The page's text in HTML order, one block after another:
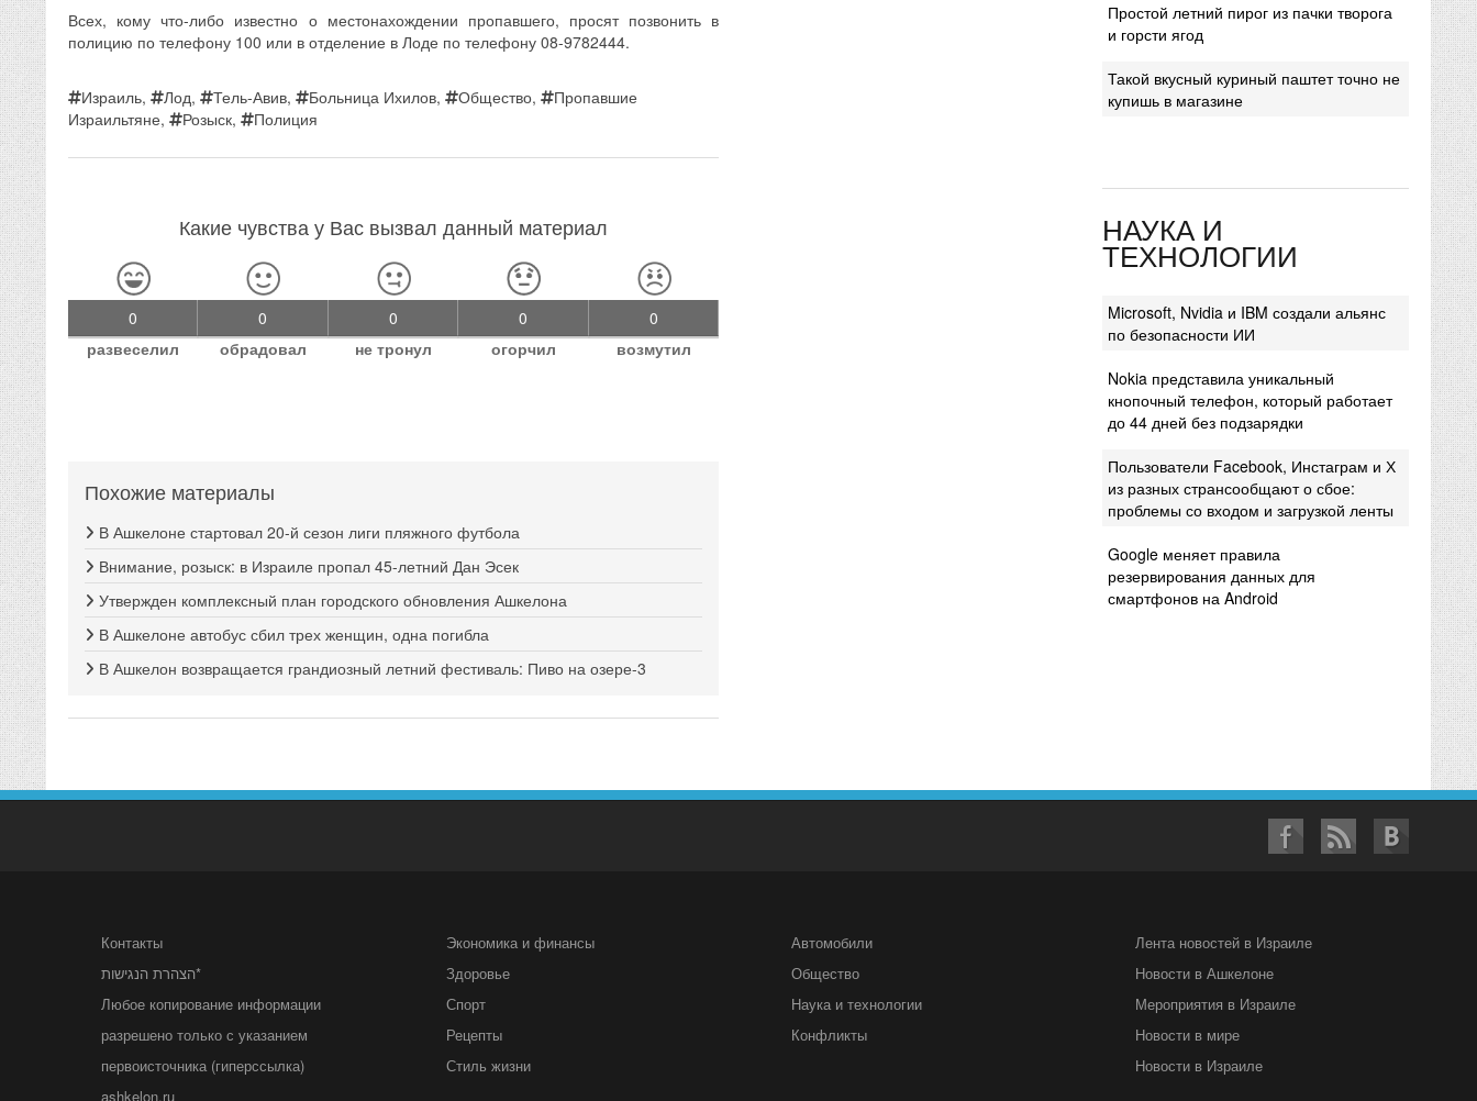
Всех, кому что-либо известно о местонахождении пропавшего, просят позвонить в
полицию по телефону 100 или в отделение в Лоде по телефону 08-9782444.
Израиль, Лод, Тель-Авив, Больница Ихилов, Общество,
Пропавшие
Израильтяне, Розыск, Полиция
Какие чувства у Вас вызвал данный материал
0
развеселил
0
обрадовал
0
не тронул
0
огорчил
0
возмутил
Похожие материалы
В Ашкелоне стартовал 20-й сезон лиги пляжного футбола
Внимание, розыск: в Израиле пропал 45-летний Дан Эсек
Утвержден комплексный план городского обновления Ашкелона
В Ашкелоне автобус сбил трех женщин, одна погибла
В Ашкелон возвращается грандиозный летний фестиваль: Пиво на озере-3
Простой летний пирог из пачки творога
и горсти ягод
Такой вкусный куриный паштет точно не
купишь в магазине
НАУКА И
ТЕХНОЛОГИИ
Microsoft, Nvidia и IBM создали альянс
по безопасности ИИ
Nokia представила уникальный
кнопочный телефон, который работает
до 44 дней без подзарядки
Пользователи Facebook, Инстаграм и Х
из разных странсообщают о сбое:
проблемы со входом и загрузкой ленты
Google меняет правила
резервирования данных для
смартфонов на Android
Контакты
הצהרת הנגישות*
Любое копирование информации
разрешено только с указанием
первоисточника (гиперссылка)
ashkelon.ru
Экономика и финансы
Здоровье
Спорт
Рецепты
Стиль жизни
Автомобили
Общество
Наука и технологии
Конфликты
Лента новостей в Израиле
Новости в Ашкелоне
Мероприятия в Израиле
Новости в мире
Новости в Израиле